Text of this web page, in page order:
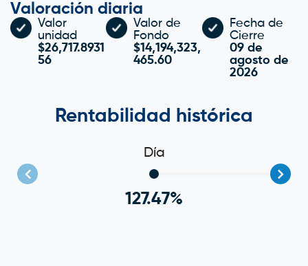
Valoración diaria
Valor
unidad
$26,717.8931
56
Valor de
Fondo
$14,194,323,
465.60
Fecha de
Cierre
09 de
agosto de
2026
Rentabilidad histórica
Día
127.47%